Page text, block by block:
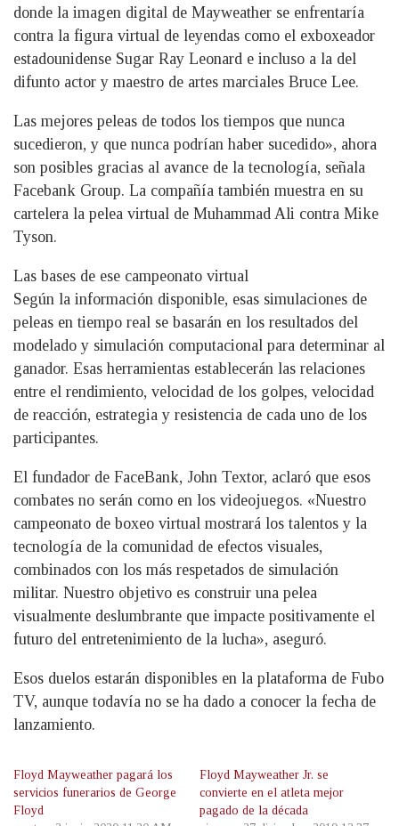
donde la imagen digital de Mayweather se enfrentaría
contra la figura virtual de leyendas como el exboxeador
estadounidense Sugar Ray Leonard e incluso a la del
difunto actor y maestro de artes marciales Bruce Lee.
Las mejores peleas de todos los tiempos que nunca
sucedieron, y que nunca podrían haber sucedido», ahora
son posibles gracias al avance de la tecnología, señala
Facebank Group. La compañía también muestra en su
cartelera la pelea virtual de Muhammad Ali contra Mike
Tyson.
Las bases de ese campeonato virtual
Según la información disponible, esas simulaciones de
peleas en tiempo real se basarán en los resultados del
modelado y simulación computacional para determinar al
ganador. Esas herramientas establecerán las relaciones
entre el rendimiento, velocidad de los golpes, velocidad
de reacción, estrategia y resistencia de cada uno de los
participantes.
El fundador de FaceBank, John Textor, aclaró que esos
combates no serán como en los videojuegos. «Nuestro
campeonato de boxeo virtual mostrará los talentos y la
tecnología de la comunidad de efectos visuales,
combinados con los más respetados de simulación
militar. Nuestro objetivo es construir una pelea
visualmente deslumbrante que impacte positivamente el
futuro del entretenimiento de la lucha», aseguró.
Esos duelos estarán disponibles en la plataforma de Fubo
TV, aunque todavía no se ha dado a conocer la fecha de
lanzamiento.
Floyd Mayweather pagará los
servicios funerarios de George
Floyd
Floyd Mayweather Jr. se
convierte en el atleta mejor
pagado de la década